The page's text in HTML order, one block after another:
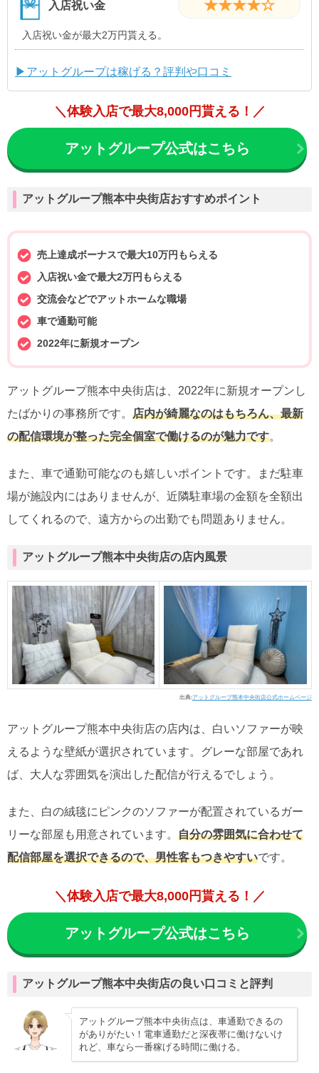
入店祝い金 ★★★★☆
入店祝い金が最大2万円貰える。
▶アットグループは稼げる？評判や口コミ
＼体験入店で最大8,000円貰える！／
アットグループ公式はこちら
アットグループ熊本中央街店おすすめポイント
売上達成ボーナスで最大10万円もらえる
入店祝い金で最大2万円もらえる
交流会などでアットホームな職場
車で通勤可能
2022年に新規オープン
アットグループ熊本中央街店は、2022年に新規オープンし
たばかりの事務所です。 店内が綺麗なのはもちろん、最新
の配信環境が整った完全個室で働けるのが魅力です。
また、車で通勤可能なのも嬉しいポイントです。まだ駐車
場が施設内にはありませんが、近隣駐車場の金額を全額出
してくれるので、遠方からの出勤でも問題ありません。
アットグループ熊本中央街店の店内風景
出典:アットグループ熊本中央街店公式ホームページ
アットグループ熊本中央街店の店内は、白いソファーが映
えるような壁紙が選択されています。グレーな部屋であれ
ば、大人な雰囲気を演出した配信が行えるでしょう。
また、白の絨毯にピンクのソファーが配置されているガー
リーな部屋も用意されています。 自分の雰囲気に合わせて
配信部屋を選択できるので、男性客もつきやすいです。
＼体験入店で最大8,000円貰える！／
アットグループ公式はこちら
アットグループ熊本中央街店の良い口コミと評判
アットグループ熊本中央街点は、車通勤できるの
がありがたい！電車通勤だと深夜帯に働けないけ
れど、車なら一番稼げる時間に働ける。